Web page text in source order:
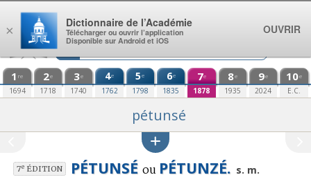
Aller au contenu
1 re
1694
2e
1718
3e
1740
4e
1762
5e
1798
6e
1835
7e
1878
8e
1935
9e
2024
10e
E.C.
pétunsé
7eÉDITION PÉTUNSÉ ou PÉTUNZÉ. s. m.
×
Dictionnaire de l’Académie
Télécharger ou ouvrir l’application
Disponible sur Android et iOS
OUVRIR